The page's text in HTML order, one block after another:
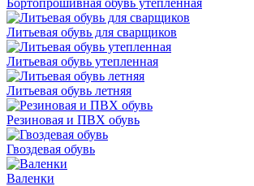
Бортопрошивная обувь утепленная
Литьевая обувь для сварщиков
Литьевая обувь утепленная
Литьевая обувь летняя
Резиновая и ПВХ обувь
Гвоздевая обувь
Валенки